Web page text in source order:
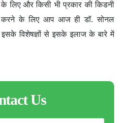
के लिए और किसी भी प्रकार की किडनी
करने के लिए आप आज ही डॉ. सोनल
इसके विशेषज्ञों से इसके इलाज के बारे में
Us